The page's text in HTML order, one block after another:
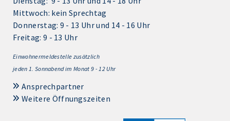
Mittwoch: kein Sprechtag
Donnerstag: 9 - 13 Uhr und 14 - 16 Uhr
Freitag: 9 - 13 Uhr
Einwohnermeldestelle zusätzlich
jeden 1. Sonnabend im Monat 9 - 12 Uhr
Ansprechpartner
Weitere Öffnungszeiten